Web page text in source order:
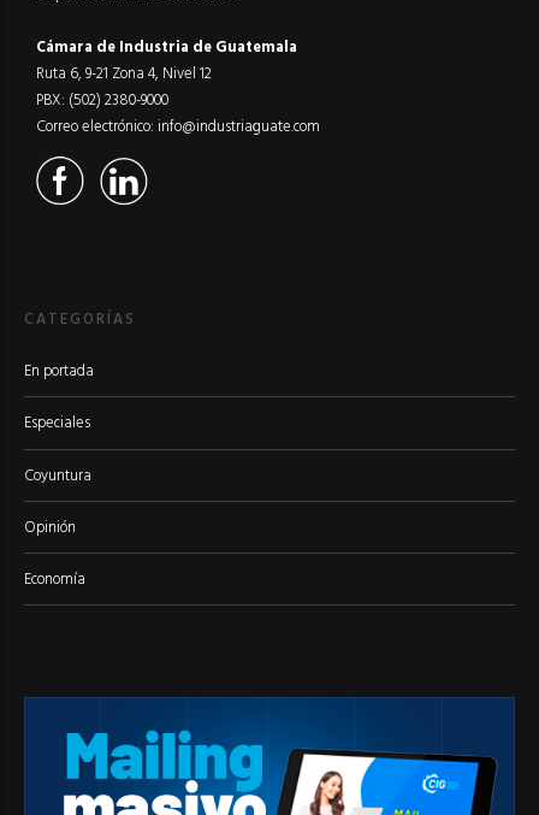
Cámara de Industria de Guatemala
Ruta 6, 9-21 Zona 4, Nivel 12
PBX: (502) 2380-9000
Correo electrónico: info@industriaguate.com
CATEGORÍAS
En portada
Especiales
Coyuntura
Opinión
Economía